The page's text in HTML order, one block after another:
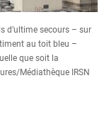
d’ultime secours – sur
au toit bleu –
que soit la
Médiathèque IRSN